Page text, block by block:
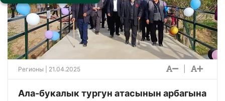
Регионы | 21.04.2025
Ала-букалык тургун атасынын арбагына